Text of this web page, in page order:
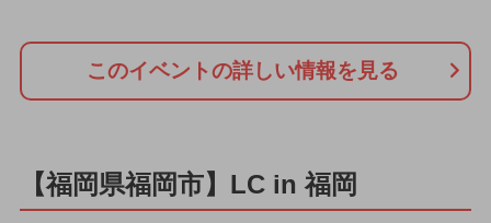
このイベントの詳しい情報を見る
【福岡県福岡市】LC in 福岡